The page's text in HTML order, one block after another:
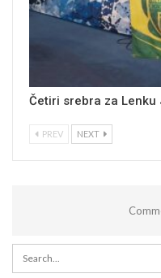
Četiri srebra za Lenku
PREV NEXT